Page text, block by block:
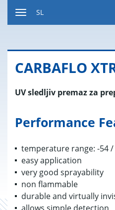
SL
CAR­BA­FLO
UV sledljiv premaz za
Performance
temperature range: -54 /
easy application
very good sprayability
non flammable
durable and virtually